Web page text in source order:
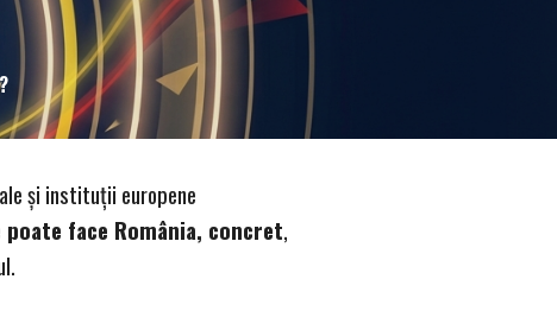
și instituții europene
poate face România, concret,